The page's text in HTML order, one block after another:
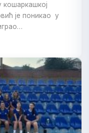
кошаркашкој
је поникао у